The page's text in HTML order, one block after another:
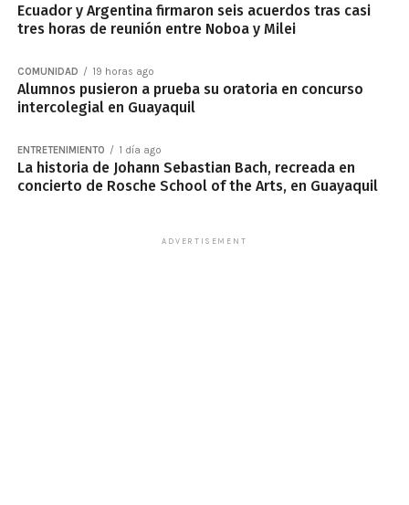
Ecuador y Argentina firmaron seis acuerdos tras casi
tres horas de reunión entre Noboa y Milei
COMUNIDAD 19 horas ago
Alumnos pusieron a prueba su oratoria en concurso
intercolegial en Guayaquil
ENTRETENIMIENTO 1 día ago
La historia de Johann Sebastian Bach, recreada en
concierto de Rosche School of the Arts, en Guayaquil
ADVERTISEMENT